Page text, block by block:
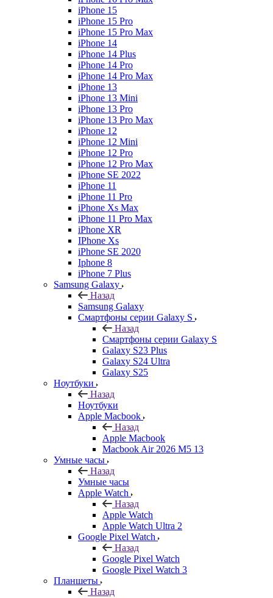
iPhone 15
iPhone 15 Pro
iPhone 15 Pro Max
iPhone 14
iPhone 14 Plus
iPhone 14 Pro
iPhone 14 Pro Max
iPhone 13
iPhone 13 Mini
iPhone 13 Pro
iPhone 13 Pro Max
iPhone 12
iPhone 12 Mini
iPhone 12 Pro
iPhone 12 Pro Max
iPhone SE 2022
iPhone 11
iPhone 11 Pro
iPhone Xs Max
iPhone 11 Pro Max
iPhone XR
IPhone Xs
iPhone SE 2020
Iphone 8
iPhone 7 Plus
Samsung Galaxy
Назад
Samsung Galaxy
Смартфоны серии Galaxy S
Назад
Смартфоны серии Galaxy S
Galaxy S23 Plus
Galaxy S24 Ultra
Galaxy S25
Ноутбуки
Назад
Ноутбуки
Apple Macbook
Назад
Apple Macbook
Macbook Air 2026 M5 13
Умные часы
Назад
Умные часы
Apple Watch
Назад
Apple Watch
Apple Watch Ultra 2
Google Pixel Watch
Назад
Google Pixel Watch
Google Pixel Watch 3
Планшеты
Назад